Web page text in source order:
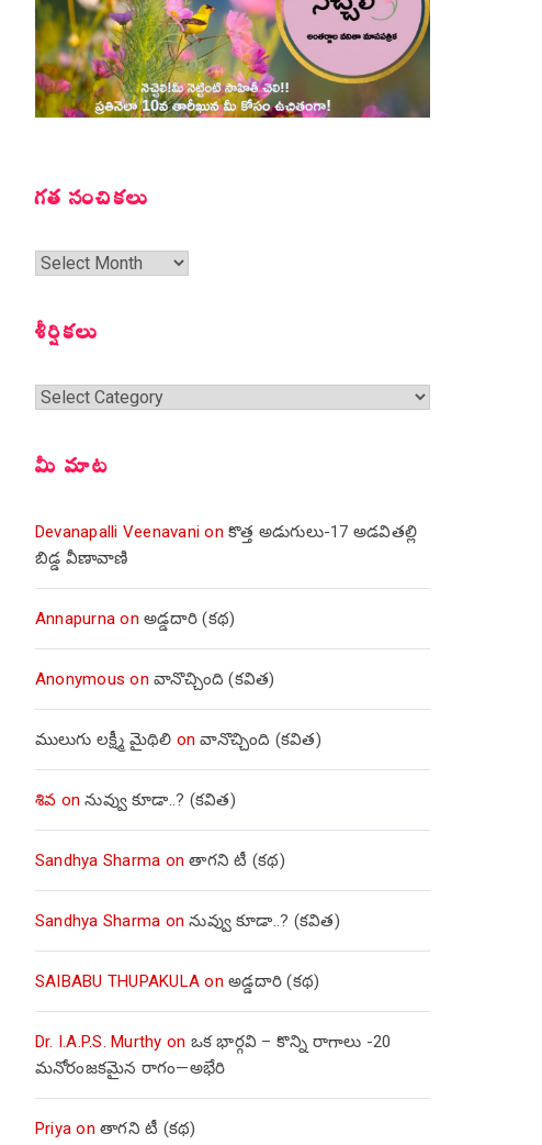
గత సంచికలు
గత
శీర్షికలు
శీర్షికలు
మీ మాట
Devanapalli Veenavani onకొత్త అడుగులు-17 అడవితల్లి
బిడ్డ వీణావాణి
Annapurna onఅడ్డదారి (కథ)
Anonymous onవానొచ్చింది (కవిత)
ములుగు లక్ష్మీ మైథిలి onవానొచ్చింది (కవిత)
శివ onనువ్వు కూడా..? (కవిత)
Sandhya Sharma onతాగని టీ (కథ)
Sandhya Sharma onనువ్వు కూడా..? (కవిత)
SAIBABU THUPAKULA onఅడ్డదారి (కథ)
Dr. I.A.P.S. Murthy on ఒక భార్గవి – కొన్ని రాగాలు -20
మనోరంజకమైన రాగం—అభేరి
Priya onతాగని టీ (కథ)